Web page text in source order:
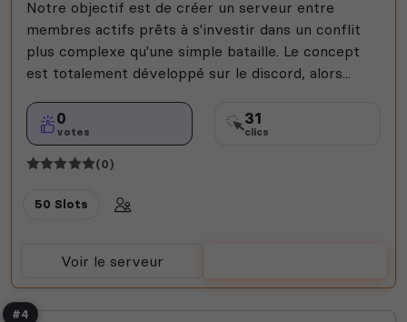
Notre objectif est de créer un serveur entre
membres actifs prêts à s'investir dans un conflit
plus complexe qu'une simple bataille. Le concept
est totalement développé sur le discord, alors...
0
votes
31
clics
(0)
50 Slots
Voir le serveur
#4